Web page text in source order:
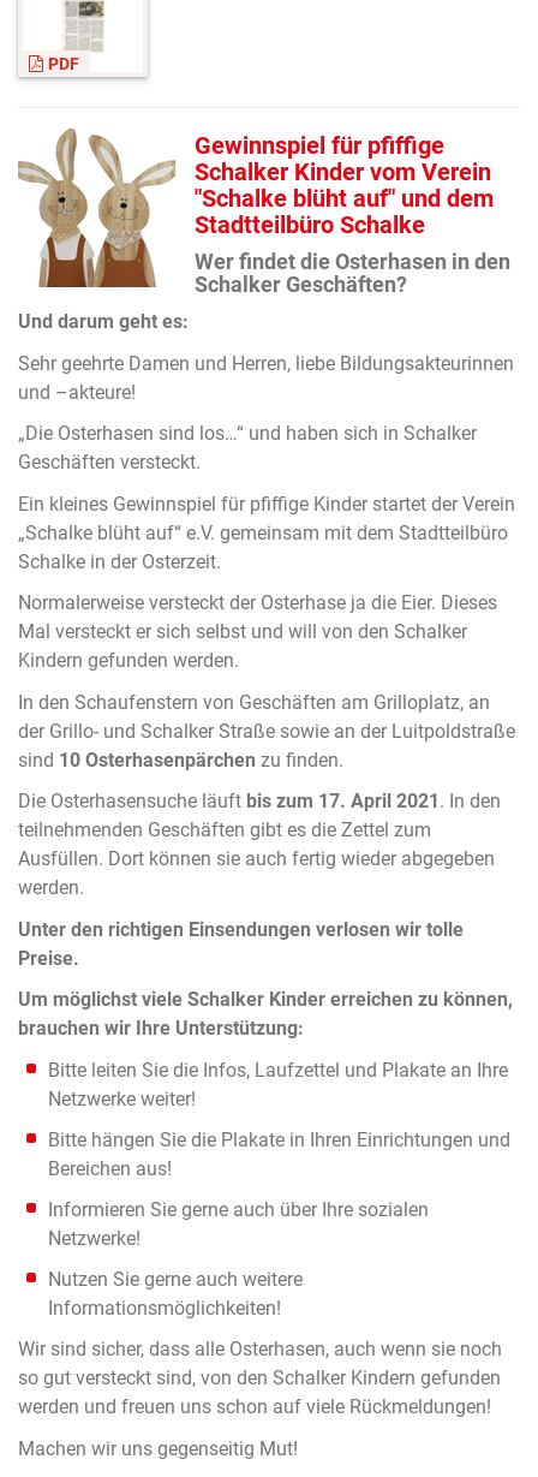
PDF
Gewinnspiel für pfiffige
Schalker Kinder vom Verein
"Schalke blüht auf" und dem
Stadtteilbüro Schalke
Wer findet die Osterhasen in den
Schalker Geschäften?
Und darum geht es:
Sehr geehrte Damen und Herren, liebe Bildungsakteurinnen
und –akteure!
„Die Osterhasen sind los…“ und haben sich in Schalker
Geschäften versteckt.
Ein kleines Gewinnspiel für pfiffige Kinder startet der Verein
„Schalke blüht auf“ e.V. gemeinsam mit dem Stadtteilbüro
Schalke in der Osterzeit.
Normalerweise versteckt der Osterhase ja die Eier. Dieses
Mal versteckt er sich selbst und will von den Schalker
Kindern gefunden werden.
In den Schaufenstern von Geschäften am Grilloplatz, an
der Grillo- und Schalker Straße sowie an der Luitpoldstraße
sind 10 Osterhasenpärchen zu finden.
Die Osterhasensuche läuft bis zum 17. April 2021. In den
teilnehmenden Geschäften gibt es die Zettel zum
Ausfüllen. Dort können sie auch fertig wieder abgegeben
werden.
Unter den richtigen Einsendungen verlosen wir tolle
Preise.
Um möglichst viele Schalker Kinder erreichen zu können,
brauchen wir Ihre Unterstützung:
Bitte leiten Sie die Infos, Laufzettel und Plakate an Ihre
Netzwerke weiter!
Bitte hängen Sie die Plakate in Ihren Einrichtungen und
Bereichen aus!
Informieren Sie gerne auch über Ihre sozialen
Netzwerke!
Nutzen Sie gerne auch weitere
Informationsmöglichkeiten!
Wir sind sicher, dass alle Osterhasen, auch wenn sie noch
so gut versteckt sind, von den Schalker Kindern gefunden
werden und freuen uns schon auf viele Rückmeldungen!
Machen wir uns gegenseitig Mut!